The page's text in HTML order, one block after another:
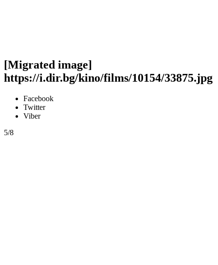
[Migrated image]
https://i.dir.bg/kino/films/10154/33875.jpg
Facebook
Twitter
Viber
5/8